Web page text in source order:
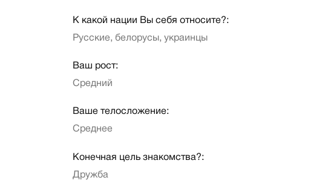
К какой нации Вы себя относите?:
Русские, белорусы, украинцы
Ваш рост:
Средний
Ваше телосложение:
Среднее
Конечная цель знакомства?:
Дружба